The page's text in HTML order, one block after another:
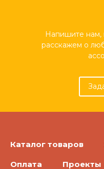
Напишите нам,
расскажем о
Каталог товаров
Оплата Проекты